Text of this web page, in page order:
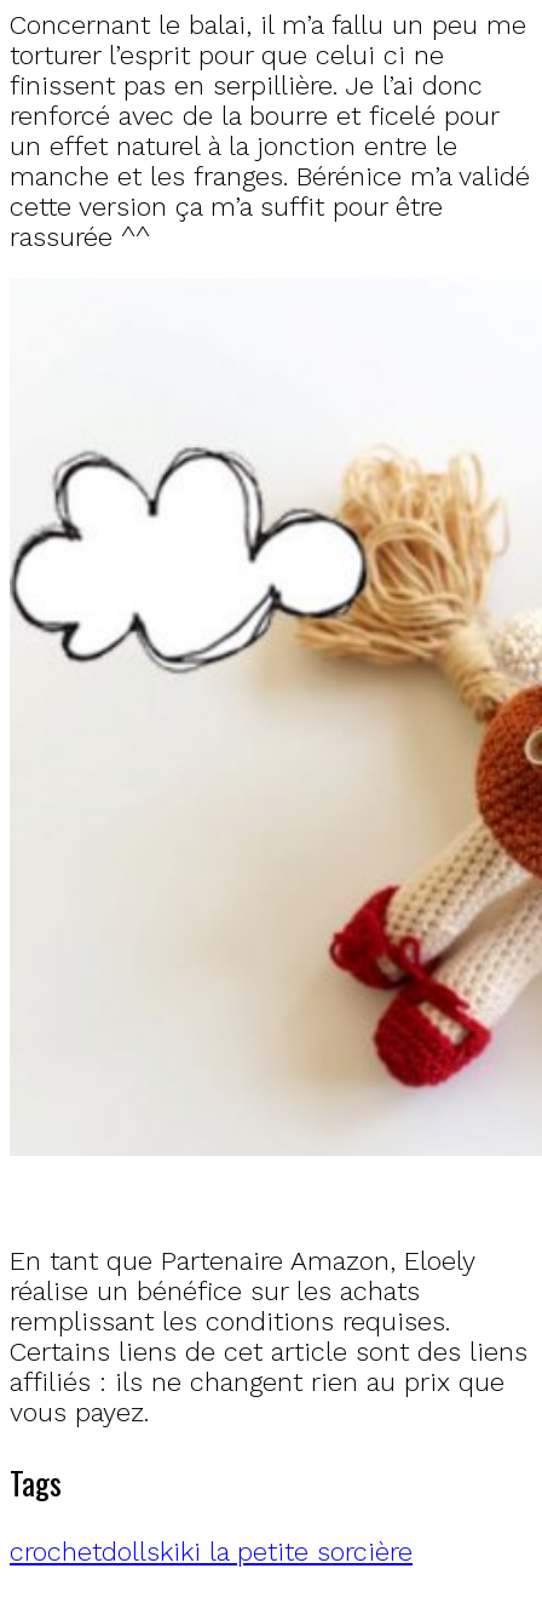
Concernant le balai, il m’a fallu un peu me
torturer l’esprit pour que celui ci ne
finissent pas en serpillière. Je l’ai donc
renforcé avec de la bourre et ficelé pour
un effet naturel à la jonction entre le
manche et les franges. Bérénice m’a validé
cette version ça m’a suffit pour être
rassurée ^^
En tant que Partenaire Amazon, Eloely
réalise un bénéfice sur les achats
remplissant les conditions requises.
Certains liens de cet article sont des liens
affiliés : ils ne changent rien au prix que
vous payez.
Tags
crochetdollskiki la petite sorcière